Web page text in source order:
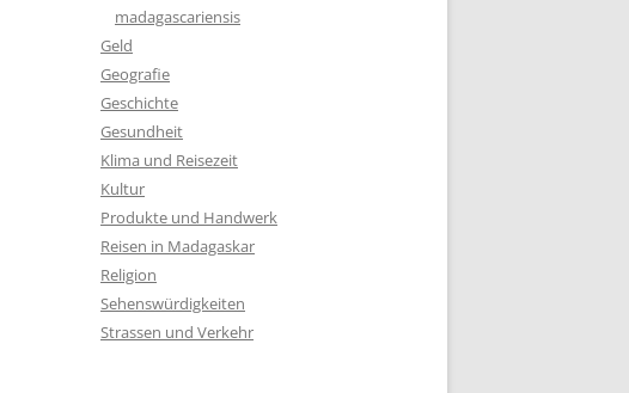
madagascariensis
Geld
Geografie
Geschichte
Gesundheit
Klima und Reisezeit
Kultur
Produkte und Handwerk
Reisen in Madagaskar
Religion
Sehenswürdigkeiten
Strassen und Verkehr